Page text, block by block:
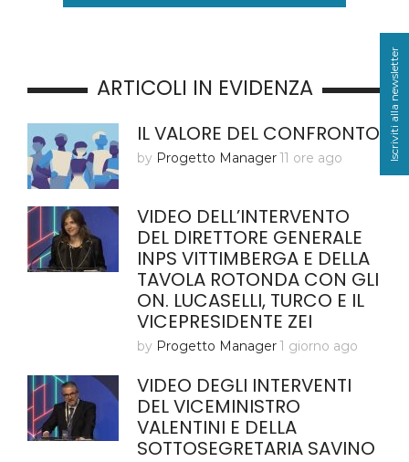
ARTICOLI IN EVIDENZA
IL VALORE DEL CONFRONTO
by Progetto Manager 11 ore ago
VIDEO DELL’INTERVENTO
DEL DIRETTORE GENERALE
INPS VITTIMBERGA E DELLA
TAVOLA ROTONDA CON GLI
ON. LUCASELLI, TURCO E IL
VICEPRESIDENTE ZEI
by Progetto Manager 1 giorno ago
VIDEO DEGLI INTERVENTI
DEL VICEMINISTRO
VALENTINI E DELLA
SOTTOSEGRETARIA SAVINO
Iscriviti alla newsletter